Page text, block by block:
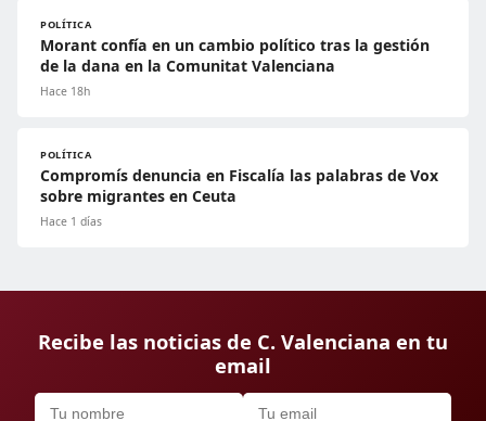
POLÍTICA
Morant confía en un cambio político tras la gestión
de la dana en la Comunitat Valenciana
Hace 18h
POLÍTICA
Compromís denuncia en Fiscalía las palabras de Vox
sobre migrantes en Ceuta
Hace 1 días
Recibe las noticias de C. Valenciana en tu
email